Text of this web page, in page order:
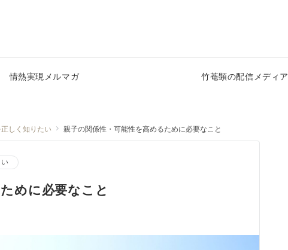
情熱実現メルマガ 竹菴顕の配信メディア
しく知りたい 親子の関係性・可能性を高めるために必要なこと
めに必要なこと